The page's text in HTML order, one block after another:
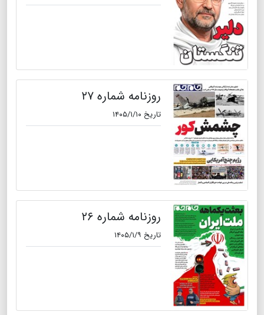
روزنامه شماره ۲۷
تاریخ ۱۴۰۵/۱/۱۰
روزنامه شماره ۲۶
تاریخ ۱۴۰۵/۱/۹